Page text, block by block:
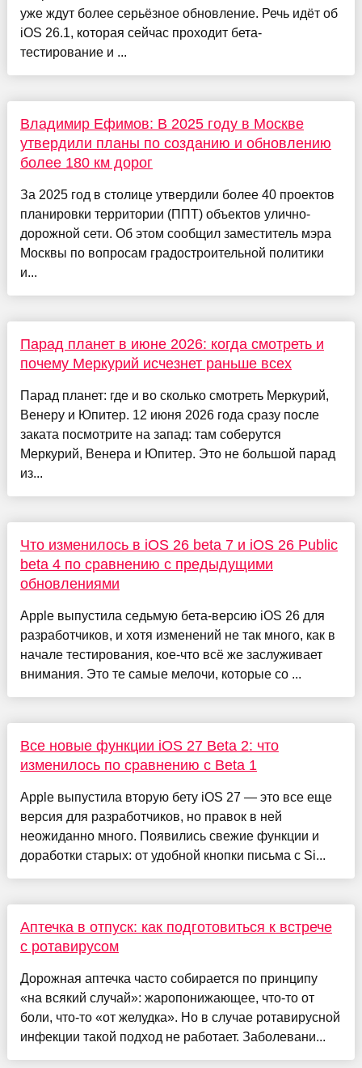
уже ждут более серьёзное обновление. Речь идёт об
iOS 26.1, которая сейчас проходит бета-
тестирование и ...
Владимир Ефимов: В 2025 году в Москве
утвердили планы по созданию и обновлению
более 180 км дорог
За 2025 год в столице утвердили более 40 проектов
планировки территории (ППТ) объектов улично-
дорожной сети. Об этом сообщил заместитель мэра
Москвы по вопросам градостроительной политики
и...
Парад планет в июне 2026: когда смотреть и
почему Меркурий исчезнет раньше всех
Парад планет: где и во сколько смотреть Меркурий,
Венеру и Юпитер. 12 июня 2026 года сразу после
заката посмотрите на запад: там соберутся
Меркурий, Венера и Юпитер. Это не большой парад
из...
Что изменилось в iOS 26 beta 7 и iOS 26 Public
beta 4 по сравнению с предыдущими
обновлениями
Apple выпустила седьмую бета-версию iOS 26 для
разработчиков, и хотя изменений не так много, как в
начале тестирования, кое-что всё же заслуживает
внимания. Это те самые мелочи, которые со ...
Все новые функции iOS 27 Beta 2: что
изменилось по сравнению с Beta 1
Apple выпустила вторую бету iOS 27 — это все еще
версия для разработчиков, но правок в ней
неожиданно много. Появились свежие функции и
доработки старых: от удобной кнопки письма с Si...
Аптечка в отпуск: как подготовиться к встрече
с ротавирусом
Дорожная аптечка часто собирается по принципу
«на всякий случай»: жаропонижающее, что-то от
боли, что-то «от желудка». Но в случае ротавирусной
инфекции такой подход не работает. Заболевани...